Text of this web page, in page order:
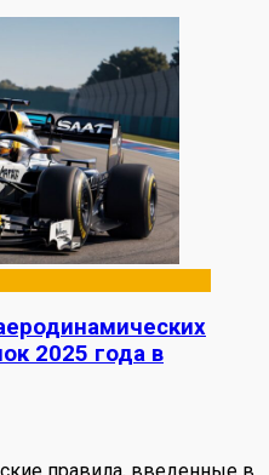
2025 года в